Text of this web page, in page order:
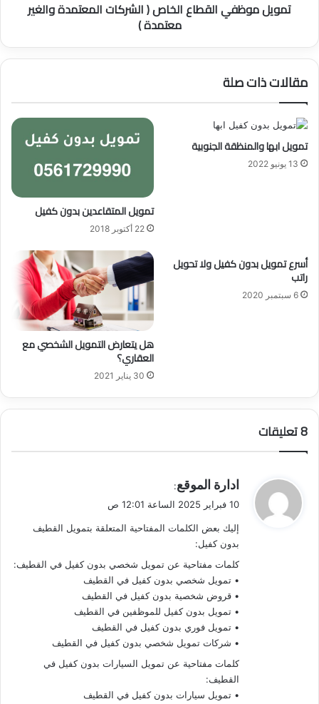
ا
ل
خ
ا
ك
ا
ت
د
ة
و
ل
تمويل موظفي القطاع الخاص ( الشركات المعتمدة والغير
معتمدة )
مقالات ذات صلة
تمويل ابها والمنظقة الجنوبية
13 يونيو 2022
تمويل المتقاعدين بدون كفيل
22 أكتوبر 2018
أسرع تمويل بدون كفيل ولا تحويل
راتب
6 سبتمبر 2020
هل يتعارض التمويل الشخصي مع
العقاري؟
30 يناير 2021
‫8 تعليقات
ي
ق
ل
ادارة الموقع:
10 فبراير 2025 الساعة 12:01 ص
إليك بعض الكلمات المفتاحية المتعلقة بتمويل القطيف
بدون كفيل:
كلمات مفتاحية عن تمويل شخصي بدون كفيل في القطيف:
• تمويل شخصي بدون كفيل في القطيف
• قروض شخصية بدون كفيل في القطيف
• تمويل بدون كفيل للموظفين في القطيف
• تمويل فوري بدون كفيل في القطيف
• شركات تمويل شخصي بدون كفيل في القطيف
كلمات مفتاحية عن تمويل السيارات بدون كفيل في
القطيف:
• تمويل سيارات بدون كفيل في القطيف